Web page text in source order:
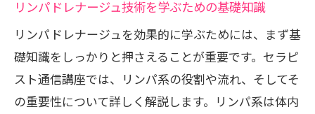
仕事と学習の両立を可能にする方法
忙しさに応じたカスタマイズ学習
セラピスト通信講座とリンパドレナージュで
切り開く新たなキャリアパス
通信講座がもたらすキャリアチャンス
リンパドレナージュ技術を学ぶための基礎知識
リンパドレナージュを効果的に学ぶためには、まず基
礎知識をしっかりと押さえることが重要です。セラピ
スト通信講座では、リンパ系の役割や流れ、そしてそ
の重要性について詳しく解説します。リンパ系は体内